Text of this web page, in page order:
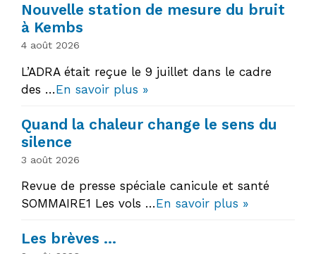
Nouvelle station de mesure du bruit
à Kembs
4 août 2026
L’ADRA était reçue le 9 juillet dans le cadre
des …En savoir plus »
Quand la chaleur change le sens du
silence
3 août 2026
Revue de presse spéciale canicule et santé
SOMMAIRE1 Les vols …En savoir plus »
Les brèves …